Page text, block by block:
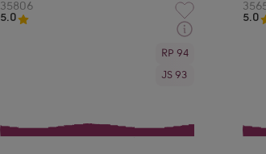
Артикул
35806
5.0
RP 94
JS 93
Тинто Фино (Темпранильо)
Страна
5.0